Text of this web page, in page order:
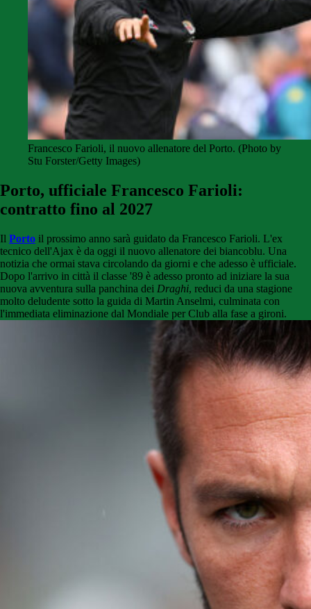
Francesco Farioli, il nuovo allenatore del Porto. (Photo by
Stu Forster/Getty Images)
Porto, ufficiale Francesco Farioli:
contratto fino al 2027
Il Porto il prossimo anno sarà guidato da Francesco Farioli. L'ex
tecnico dell'Ajax è da oggi il nuovo allenatore dei biancoblu. Una
notizia che ormai stava circolando da giorni e che adesso è ufficiale.
Dopo l'arrivo in città il classe '89 è adesso pronto ad iniziare la sua
nuova avventura sulla panchina dei Draghi, reduci da una stagione
molto deludente sotto la guida di Martin Anselmi, culminata con
l'immediata eliminazione dal Mondiale per Club alla fase a gironi.